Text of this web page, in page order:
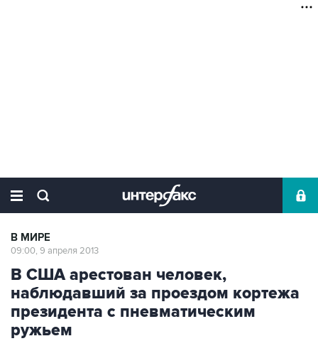
В МИРЕ
09:00, 9 апреля 2013
В США арестован человек,
наблюдавший за проездом кортежа
президента с пневматическим
ружьем